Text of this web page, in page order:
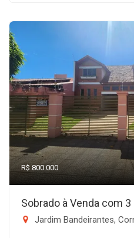
R$ 800.000
Sobrado à Venda com
Jardim Bandeirantes,